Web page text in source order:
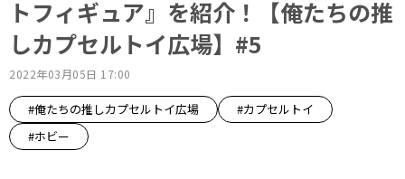
トフィギュア』を紹介！【俺たちの推
しカプセルトイ広場】#5
2022年03月05日 17:00
#俺たちの推しカプセルトイ広場
#カプセルトイ
#ホビー